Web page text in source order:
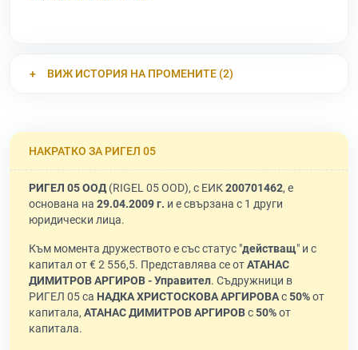
ВИЖ ИСТОРИЯ НА ПРОМЕНИТЕ (2)
НАКРАТКО ЗА РИГЕЛ 05
РИГЕЛ 05 ООД(RIGEL 05 OOD), с ЕИК200701462, е
основана на 29.04.2009 г. и е свързана с 1 други
юридически лица.
Към момента дружеството е със статус "действащ" и с
капитал от € 2 556,5. Представлява се отАТАНАС
ДИМИТРОВ АРГИРОВ - Управител. Съдружници в
РИГЕЛ 05 са НАДКА ХРИСТОСКОВА АРГИРОВАс50%от
капитала, АТАНАС ДИМИТРОВ АРГИРОВс50%от
капитала.